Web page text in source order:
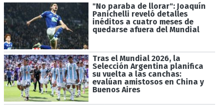
"No paraba de llorar": Joaquín
Panichelli reveló detalles
inéditos a cuatro meses de
quedarse afuera del Mundial
Tras el Mundial 2026, la
Selección Argentina planifica
su vuelta a las canchas:
evalúan amistosos en China y
Buenos Aires